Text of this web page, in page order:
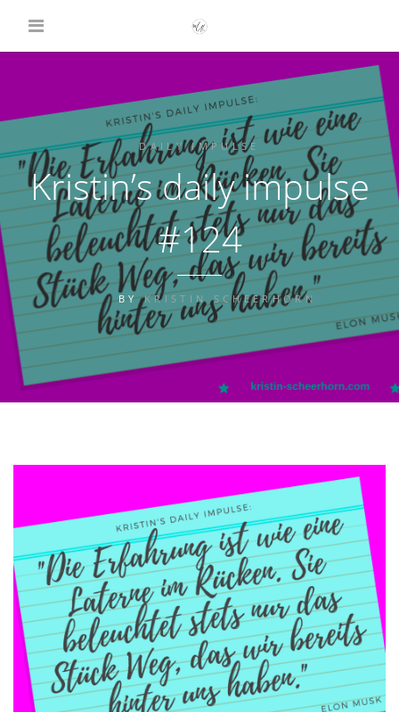
DAILY IMPULSE
Kristin’s daily impulse
#124
BYKRISTIN SCHEERHORN